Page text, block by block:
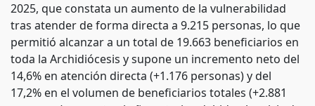
2025, que constata un aumento de la vulnerabilidad
tras atender de forma directa a 9.215 personas, lo que
permitió alcanzar a un total de 19.663 beneficiarios en
toda la Archidiócesis y supone un incremento neto del
14,6% en atención directa (+1.176 personas) y del
17,2% en el volumen de beneficiarios totales (+2.881